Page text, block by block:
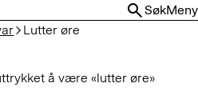
SøkMeny
Lutter øre
å være «lutter øre»